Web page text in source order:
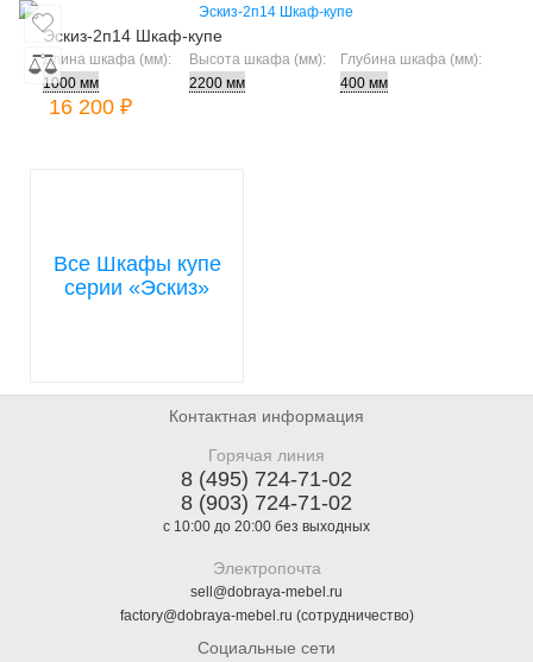
Эскиз-2п14 Шкаф-купе
Длина шкафа (мм): Высота шкафа (мм): Глубина шкафа (мм):
16 200 ₽
Все Шкафы купе
серии «Эскиз»
Контактная информация
Горячая линия
8 (495) 724-71-02
8 (903) 724-71-02
с 10:00 до 20:00 без выходных
Электропочта
sell@dobraya-mebel.ru
factory@dobraya-mebel.ru (сотрудничество)
Социальные сети